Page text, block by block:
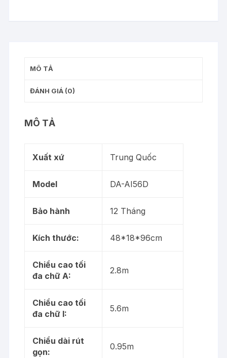
Xanh
bánh
lượng
MÔ TẢ
ĐÁNH GIÁ (0)
MÔ TẢ
Xuất xứ Trung Quốc
Model DA-AI56D
Bảo hành 12 Tháng
Kích thước: 48*18*96cm
Chiều cao tối
đa chữ A:
2.8m
Chiều cao tối
đa chữ I:
5.6m
Chiều dài rút
gọn:
0.95m